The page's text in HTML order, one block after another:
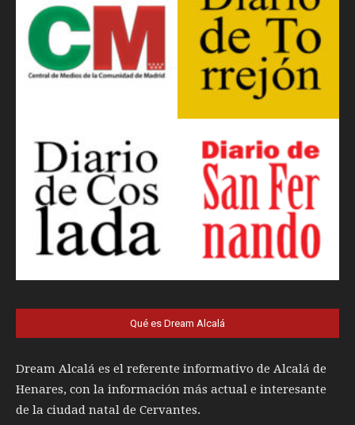
Qué es Dream Alcalá
Dream Alcalá es el referente informativo de Alcalá de
Henares, con la información más actual e interesante
de la ciudad natal de Cervantes.